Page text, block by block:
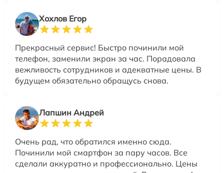
Хохлов Егор
Прекрасный сервис! Быстро починили мой
телефон, заменили экран за час. Порадовала
вежливость сотрудников и адекватные цены. В
будущем обязательно обращусь снова.
Лапшин Андрей
Очень рад, что обратился именно сюда.
Починили мой смартфон за пару часов. Все
сделали аккуратно и профессионально. Цены